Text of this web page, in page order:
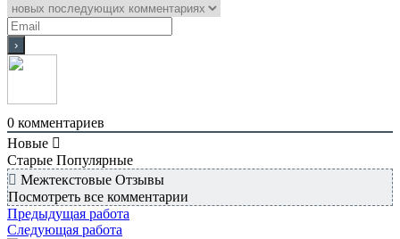
0 комментариев
Новые
Старые Популярные
Межтекстовые Отзывы
Посмотреть все комментарии
Предыдущая работа
Следующая работа